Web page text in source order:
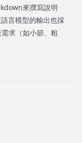
來撰寫說明
言模型的輸出也採
求（如小節、粗